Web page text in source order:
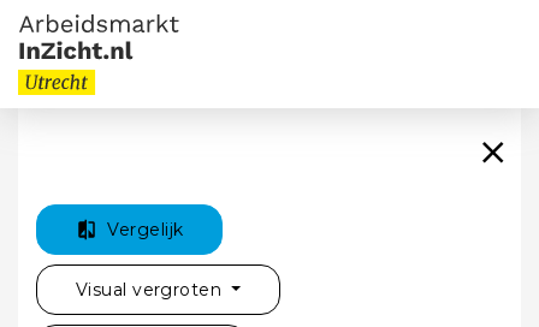
Vergelijk
Visual vergroten